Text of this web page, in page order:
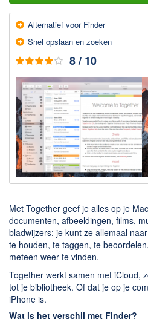
Audio & Video
Branden en Rippen
Converteren
Media streamen
Mediaspeler
Opnemen Audio en Video
Video bewerken
Downloaden
BitTorrent Clients
Nieuwslezers (Downloaden via
Onderhoud & Veiligheid
Computer opschonen
Veilig online
Productiviteit
Adresboek en contacten
Planning en organisatie
Alter­natief voor Finder
Snel op­slaan en zoeken
8 / 10
Met Together geef je alles op je
documenten, afbeeldingen, films,
bladwijzers: je kunt ze allemaal
te houden, te taggen, te
meteen weer te vinden.
Together werkt samen met iCloud,
tot je bibliotheek. Of dat je op je
iPhone is.
Wat is het verschil met Finder?